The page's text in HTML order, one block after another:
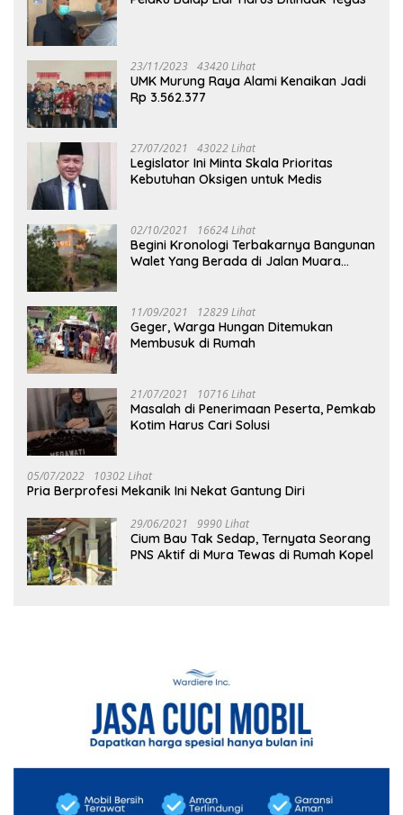
23/11/2023 43420 Lihat
UMK Murung Raya Alami Kenaikan Jadi
Rp 3.562.377
27/07/2021 43022 Lihat
Legislator Ini Minta Skala Prioritas
Kebutuhan Oksigen untuk Medis
02/10/2021 16624 Lihat
Begini Kronologi Terbakarnya Bangunan
Walet Yang Berada di Jalan Muara
11/09/2021 12829 Lihat
Geger, Warga Hungan Ditemukan
Membusuk di Rumah
21/07/2021 10716 Lihat
Masalah di Penerimaan Peserta, Pemkab
Kotim Harus Cari Solusi
05/07/2022 10302 Lihat
Pria Berprofesi Mekanik Ini Nekat Gantung Diri
29/06/2021 9990 Lihat
Cium Bau Tak Sedap, Ternyata Seorang
PNS Aktif di Mura Tewas di Rumah Kopel